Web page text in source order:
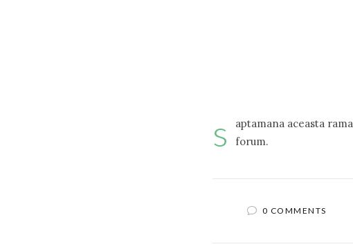
s
aptamana aceasta
forum.
0 COMMENTS